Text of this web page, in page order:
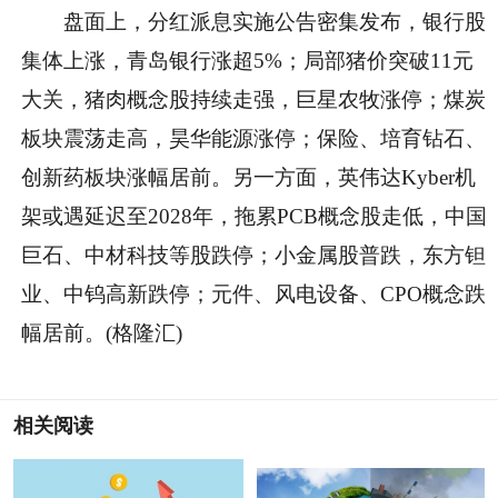
盘面上，分红派息实施公告密集发布，银行股
集体上涨，青岛银行涨超5%；局部猪价突破11元
大关，猪肉概念股持续走强，巨星农牧涨停；煤炭
板块震荡走高，昊华能源涨停；保险、培育钻石、
创新药板块涨幅居前。另一方面，英伟达Kyber机
架或遇延迟至2028年，拖累PCB概念股走低，中国
巨石、中材科技等股跌停；小金属股普跌，东方钽
业、中钨高新跌停；元件、风电设备、CPO概念跌
幅居前。(格隆汇)
相关阅读